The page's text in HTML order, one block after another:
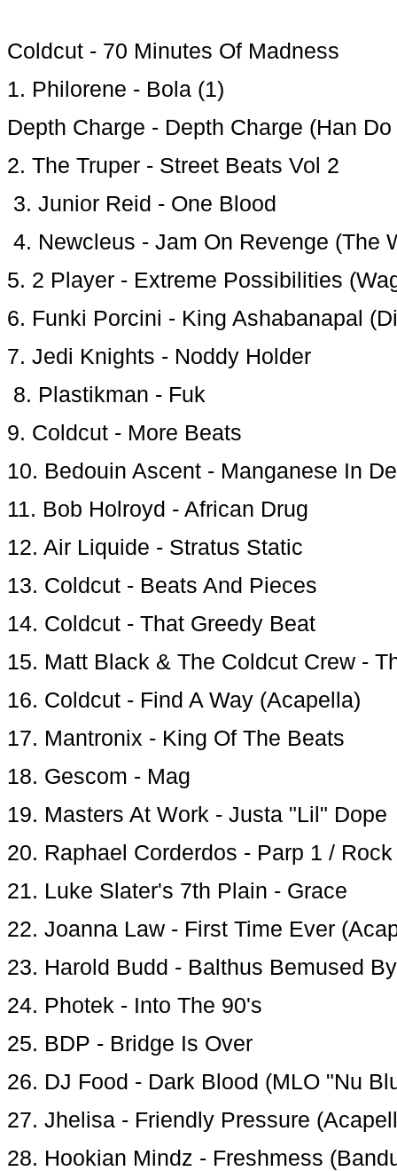
Coldcut - 70 Minutes Of Madness
1. Philorene - Bola (1)
Depth Charge - Depth Charge (Han
2. The Truper - Street Beats Vol 2
3. Junior Reid - One Blood
4. Newcleus - Jam On Revenge (The
5. 2 Player - Extreme Possibilities
6. Funki Porcini - King Ashabanapal
7. Jedi Knights - Noddy Holder
8. Plastikman - Fuk
9. Coldcut - More Beats
10. Bedouin Ascent - Manganese In
11. Bob Holroyd - African Drug
12. Air Liquide - Stratus Static
13. Coldcut - Beats And Pieces
14. Coldcut - That Greedy Beat
15. Matt Black & The Coldcut Crew -
16. Coldcut - Find A Way (Acapella)
17. Mantronix - King Of The Beats
18. Gescom - Mag
19. Masters At Work - Justa "Lil" Dope
20. Raphael Corderdos - Parp 1 /
21. Luke Slater's 7th Plain - Grace
22. Joanna Law - First Time Ever
23. Harold Budd - Balthus Bemused
24. Photek - Into The 90's
25. BDP - Bridge Is Over
26. DJ Food - Dark Blood (MLO "Nu
27. Jhelisa - Friendly Pressure
28. Hookian Mindz - Freshmess